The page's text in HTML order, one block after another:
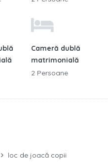
Cameră dublă
matrimonială
2 Persoane
loc de joacă copii